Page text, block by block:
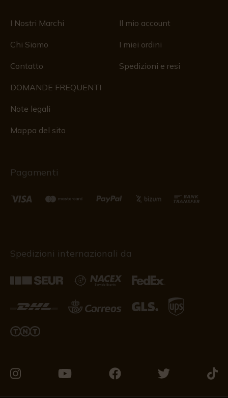
I Nostri Marchi
Chi Siamo
Contatto
DOMANDE FREQUENTI
Note legali
Mappa del sito
Il mio account
I miei ordini
Spedizioni e resi
Pagamenti
Spedizioni internazionali da